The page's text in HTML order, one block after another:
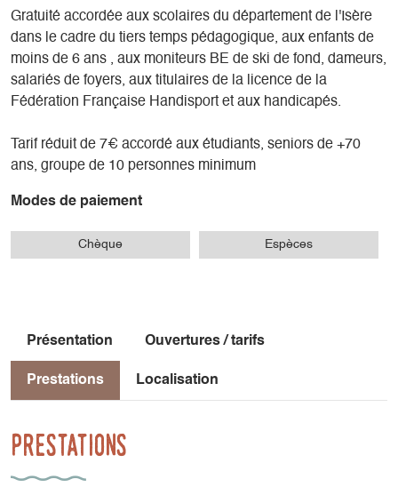
Gratuité accordée aux scolaires du département de l'Isère
dans le cadre du tiers temps pédagogique, aux enfants de
moins de 6 ans , aux moniteurs BE de ski de fond, dameurs,
salariés de foyers, aux titulaires de la licence de la
Fédération Française Handisport et aux handicapés.
Tarif réduit de 7€ accordé aux étudiants, seniors de +70
ans, groupe de 10 personnes minimum
Modes de paiement
Chèque Espèces
Présentation Ouvertures / tarifs
Prestations Localisation
Prestations